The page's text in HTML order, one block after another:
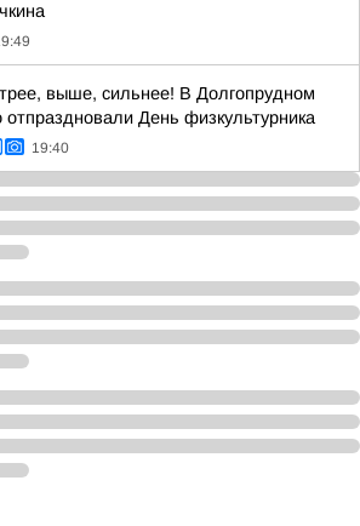
выше, сильнее! В Долгопрудном
отпраздновали День физкультурника
19:40